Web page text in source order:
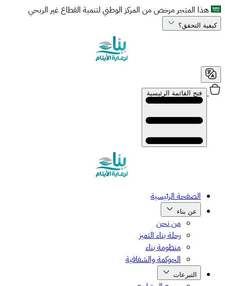
هذا المتجر مرخص من المركز الوطني لتنمية القطاع غير الربحي
كيفية التحقق؟
فتح القائمة الرئيسية
الصفحة الرئيسية
عن بناء
من نحن
رحلة بناء التميز
منظومة بناء
الحوكمة والشفافية
التبرعات